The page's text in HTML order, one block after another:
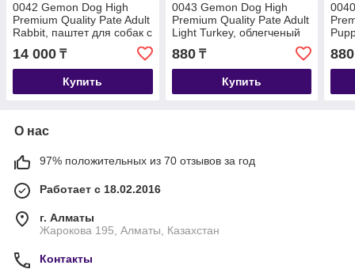
0042 Gemon Dog High
Premium Quality Pate Adult
Rabbit, паштет для собак с
кроликом, уп.16*150гр.
14 000 ₸
Купить
0043 Gemon Dog High
Premium Quality Pate Adult
Light Turkey, облегченый
корм для собак с
индейкой, лам. 150гр.
880₸
Купить
880
О нас
97% положительных из 70 отзывов за год
Работает с 18.02.2016
г. Алматы
Жарокова 195, Алматы, Казахстан
Контакты